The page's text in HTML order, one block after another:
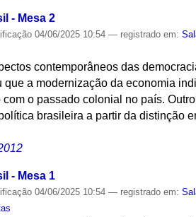
- Mesa 2
04/06/2025 10:54— registrado em:
contemporâneos das
a modernização da economia
o passado colonial no país.
brasileira a partir da distinção
- Mesa 1
04/06/2025 10:54— registrado em: